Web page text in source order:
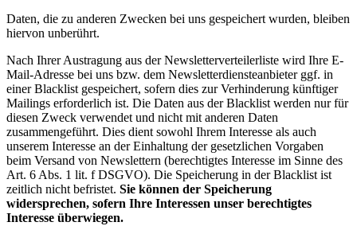
Daten, die zu anderen Zwecken bei uns gespeichert wurden, bleiben
hiervon unberührt.
Nach Ihrer Austragung aus der Newsletterverteilerliste wird Ihre E-
Mail-Adresse bei uns bzw. dem Newsletterdiensteanbieter ggf. in
einer Blacklist gespeichert, sofern dies zur Verhinderung künftiger
Mailings erforderlich ist. Die Daten aus der Blacklist werden nur für
diesen Zweck verwendet und nicht mit anderen Daten
zusammengeführt. Dies dient sowohl Ihrem Interesse als auch
unserem Interesse an der Einhaltung der gesetzlichen Vorgaben
beim Versand von Newslettern (berechtigtes Interesse im Sinne des
Art. 6 Abs. 1 lit. f DSGVO). Die Speicherung in der Blacklist ist
zeitlich nicht befristet. Sie können der Speicherung
widersprechen, sofern Ihre Interessen unser berechtigtes
Interesse überwiegen.